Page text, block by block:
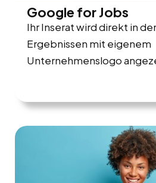
Google for Jobs
Ihr Inserat wird direkt in
Ergebnissen mit eigenem
Unternehmenslogo